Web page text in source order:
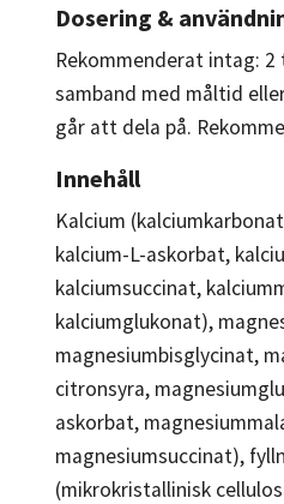
Dosering &
Rekommenderat intag:
samband med måltid
går att dela på.
Innehåll
Kalcium
kalcium-L-askorbat,
kalciumsuccinat,
kalciumglukonat),
magnesiumbisglycinat,
citronsyra,
askorbat,
magnesiumsuccinat),
(mikrokristallinisk